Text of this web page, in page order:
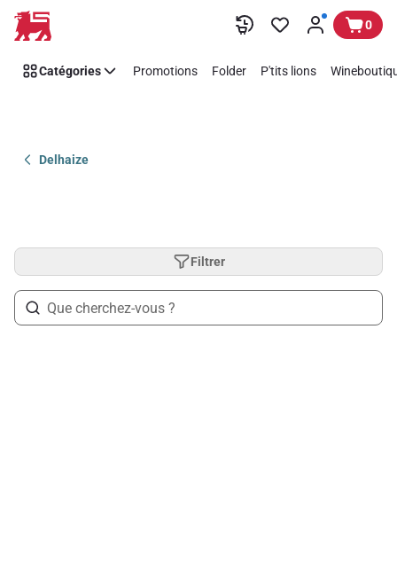
Passer 0
Catégories Promotions Folder P'tits lions
Delhaize
Filtrer